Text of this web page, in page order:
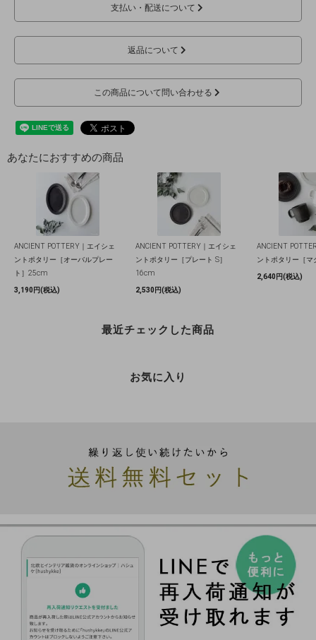
支払い・配送について
返品について
この商品について問い合わせる
あなたにおすすめの商品
ANCIENT POTTERY｜エイシェ
ントポタリー［オーバルプレー
ト］25cm
3,190円(税込)
ANCIENT POTTERY｜エイシェ
ントポタリー［プレート S］
16cm
2,530円(税込)
ANCIENT
ントポタリー［マ
2,640円(税込)
最近チェックした商品
お気に入り